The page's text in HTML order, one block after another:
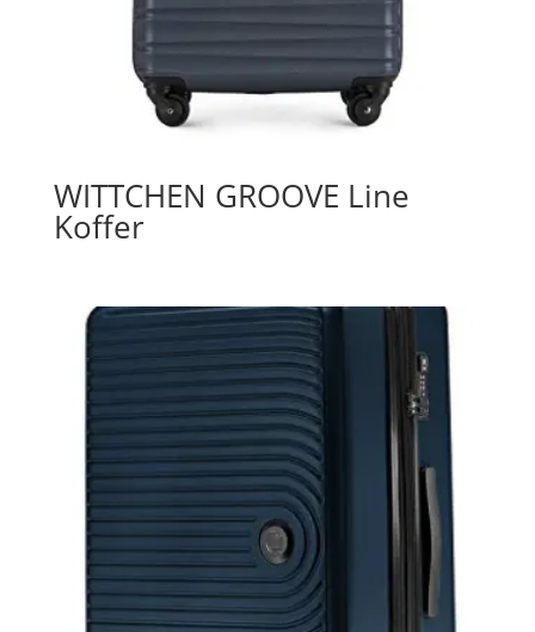
WITTCHEN GROOVE Line
Koffer